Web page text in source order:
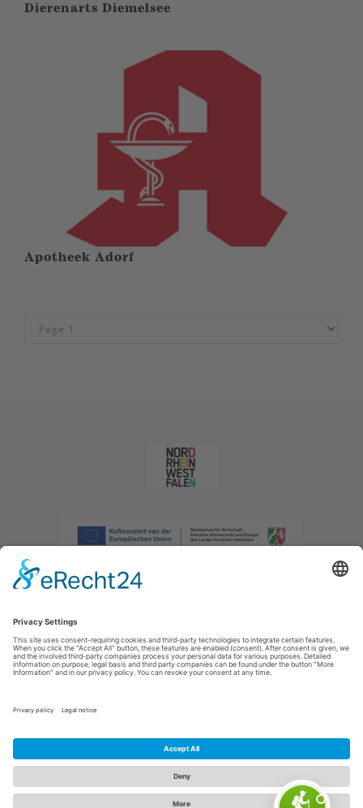
Dierenarts Diemelsee
Apotheek Adorf
Afdruk |Privacybeleid|Verklaring van toegankelijkheid
E: info@sauerland.com
Cookie-Einstellungen